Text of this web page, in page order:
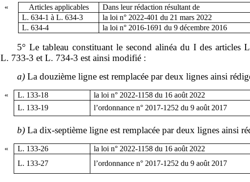
« Articles applicables
Dans leur rédaction résultant de
L. 634‑1 à L. 634‑3 la loi n° 2022‑401 du 21 mars 2022
L. 634‑4 la loi n° 2016‑1691 du 9 décembre 2016
5° Le tableau constituant le second alinéa du I des articles
L. 733‑3 et L. 734‑3 est ainsi modifié :
a) La douzième ligne est remplacée par deux lignes ainsi
« L. 133‑18 la loi n° 2022‑1158 du 16 août 2022
L. 133‑19 l’ordonnance n° 2017‑1252 du 9 août 2017
b) La dix‑septième ligne est remplacée par deux lignes ainsi
« L. 133‑26 la loi n° 2022‑1158 du 16 août 2022
L. 133‑27 l’ordonnance n° 2017‑1252 du 9 août 2017